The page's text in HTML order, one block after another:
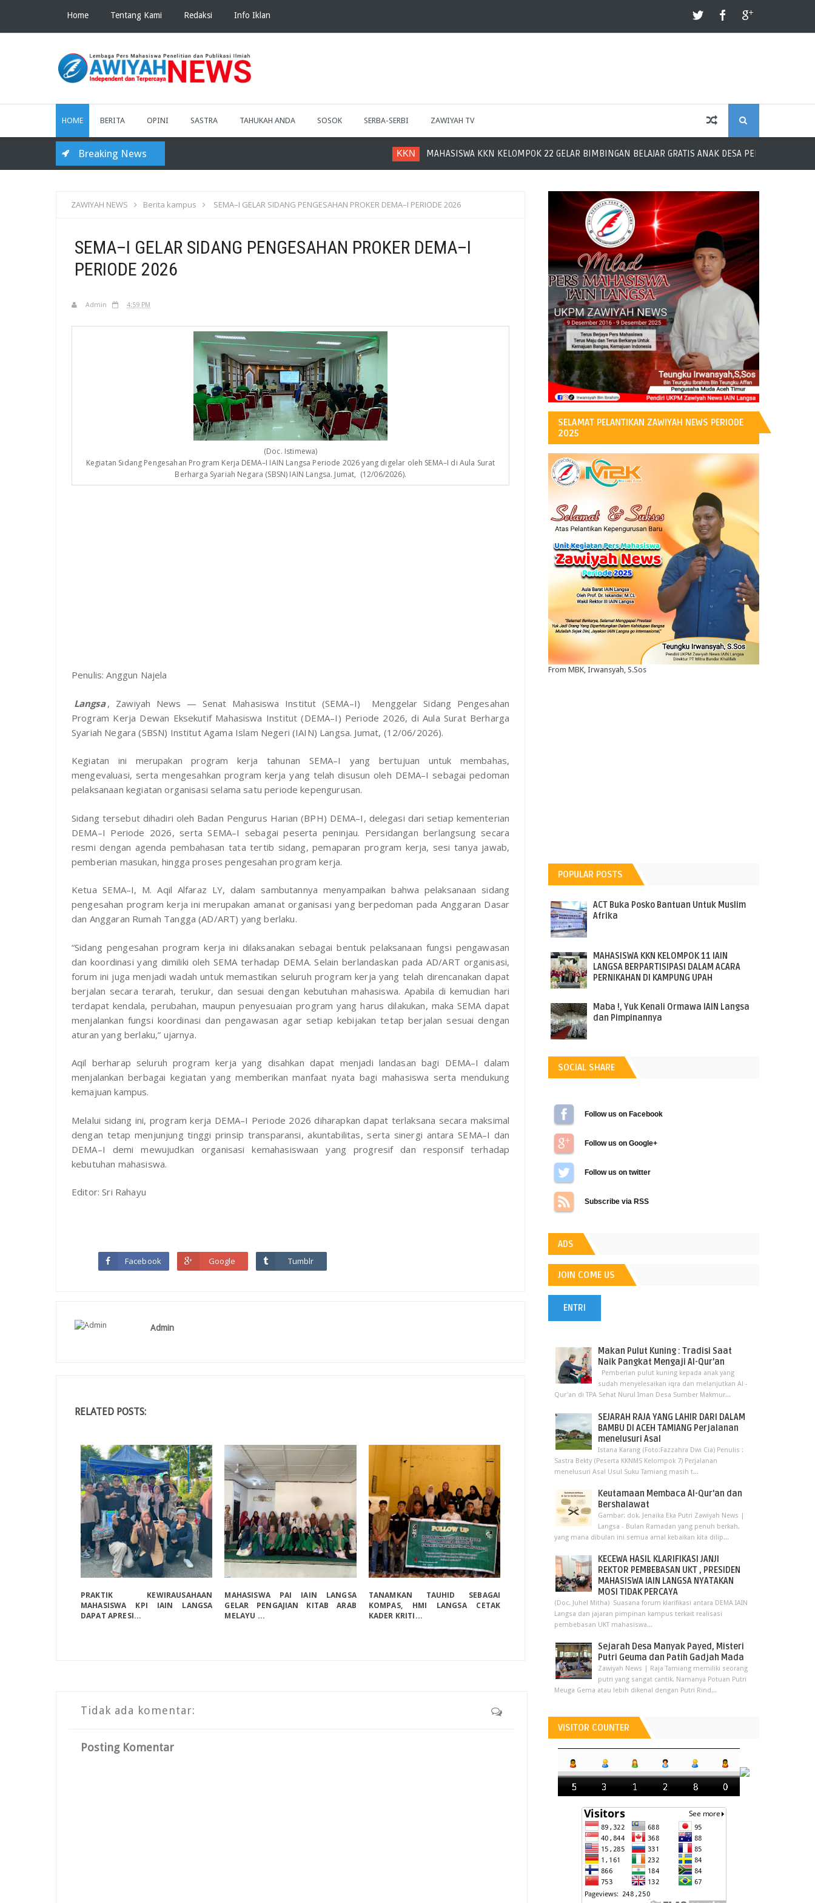
Home Tentang Kami Redaksi Info Iklan
HOME BERITA OPINI SASTRA TAHUKAH ANDA SOSOK SERBA-SERBI ZAWIYAH TV
E
R
C
H
Breaking News MAHASISWA KKN KELOMPOK 22 GELAR BIMBINGAN BELAJAR GRATIS ANAK DESA PERKEBUNAN UPAH
ZAWIYAH NEWS Berita kampus SEMA–I GELAR SIDANG PENGESAHAN PROKER DEMA–I PERIODE 2026 ‎ ‎
SEMA–I GELAR SIDANG PENGESAHAN PROKER DEMA–I
PERIODE 2026 ‎ ‎
Admin 4:59 PM
(Doc. Istimewa)
Kegiatan Sidang Pengesahan Program Kerja DEMA–I IAIN Langsa Periode 2026 yang digelar oleh SEMA–I di Aula Surat
Berharga Syariah Negara (SBSN) IAIN Langsa. Jumat, (12/06/2026).
Penulis: Anggun Najela
Langsa , Zawiyah News — Senat Mahasiswa Institut (SEMA–I) Menggelar Sidang Pengesahan
Program Kerja Dewan Eksekutif Mahasiswa Institut (DEMA–I) Periode 2026, di Aula Surat Berharga
Syariah Negara (SBSN) Institut Agama Islam Negeri (IAIN) Langsa. Jumat, (12/06/2026).
‎Kegiatan ini merupakan program kerja tahunan SEMA–I yang bertujuan untuk membahas,
mengevaluasi, serta mengesahkan program kerja yang telah disusun oleh DEMA–I sebagai pedoman
pelaksanaan kegiatan organisasi selama satu periode kepengurusan.
‎Sidang tersebut dihadiri oleh Badan Pengurus Harian (BPH) DEMA–I, delegasi dari setiap kementerian
DEMA–I Periode 2026, serta SEMA–I sebagai peserta peninjau. Persidangan berlangsung secara
resmi dengan agenda pembahasan tata tertib sidang, pemaparan program kerja, sesi tanya jawab,
pemberian masukan, hingga proses pengesahan program kerja.
‎Ketua SEMA–I, M. Aqil Alfaraz LY, dalam sambutannya menyampaikan bahwa pelaksanaan sidang
pengesahan program kerja ini merupakan amanat organisasi yang berpedoman pada Anggaran Dasar
dan Anggaran Rumah Tangga (AD/ART) yang berlaku.
‎“Sidang pengesahan program kerja ini dilaksanakan sebagai bentuk pelaksanaan fungsi pengawasan
dan koordinasi yang dimiliki oleh SEMA terhadap DEMA. Selain berlandaskan pada AD/ART organisasi,
forum ini juga menjadi wadah untuk memastikan seluruh program kerja yang telah direncanakan dapat
berjalan secara terarah, terukur, dan sesuai dengan kebutuhan mahasiswa. Apabila di kemudian hari
terdapat kendala, perubahan, maupun penyesuaian program yang harus dilakukan, maka SEMA dapat
menjalankan fungsi koordinasi dan pengawasan agar setiap kebijakan tetap berjalan sesuai dengan
aturan yang berlaku,” ujarnya.
‎‎Aqil berharap seluruh program kerja yang disahkan dapat menjadi landasan bagi DEMA–I dalam
menjalankan berbagai kegiatan yang memberikan manfaat nyata bagi mahasiswa serta mendukung
kemajuan kampus.
‎Melalui sidang ini, program kerja DEMA–I Periode 2026 diharapkan dapat terlaksana secara maksimal
dengan tetap menjunjung tinggi prinsip transparansi, akuntabilitas, serta sinergi antara SEMA–I dan
DEMA–I demi mewujudkan organisasi kemahasiswaan yang progresif dan responsif terhadap
kebutuhan mahasiswa.
‎‎Editor: Sri Rahayu
Facebook Google Tumblr
Admin
RELATED POSTS:
PRAKTIK KEWIRAUSAHAAN
MAHASISWA KPI IAIN LANGSA
DAPAT APRESI...
MAHASISWA PAI IAIN LANGSA
GELAR PENGAJIAN KITAB ARAB
MELAYU ...
TANAMKAN TAUHID SEBAGAI
KOMPAS, HMI LANGSA CETAK
KADER KRITI...
Tidak ada komentar:
Posting Komentar
SELAMAT PELANTIKAN ZAWIYAH NEWS PERIODE
2025
From MBK, Irwansyah, S.Sos
POPULAR POSTS
ACT Buka Posko Bantuan Untuk Muslim
Afrika
MAHASISWA KKN KELOMPOK 11 IAIN
LANGSA BERPARTISIPASI DALAM ACARA
PERNIKAHAN DI KAMPUNG UPAH
Maba !, Yuk Kenali Ormawa IAIN Langsa
dan Pimpinannya
SOCIAL SHARE
Follow us on Facebook
Follow us on Google+
Follow us on Twitter
Subscribe via RSS
ADS
JOIN COME US
ENTRI
Makan Pulut Kuning : Tradisi Saat
Naik Pangkat Mengaji Al-Qur’an
Pemberian pulut kuning kepada anak yang
sudah menyelesaikan iqra dan melanjutkan Al -
Qur'an di TPA Sehat Nurul Iman Desa Sumber Makmur...
SEJARAH RAJA YANG LAHIR DARI DALAM
BAMBU DI ACEH TAMIANG Perjalanan
menelusuri Asal
Istana Karang (Foto:Fazzahra Dwi Cia) Penulis :
Sastra Bekty (Peserta KKNMS Kelompok 7) Perjalanan
menelusuri Asal Usul Suku Tamiang masih t...
Keutamaan Membaca Al-Qur'an dan
Bershalawat
Gambar: dok. Jenaika Eka Putri Zawiyah News |
Langsa - Bulan Ramadan yang penuh berkah,
yang mana dibulan ini semua amal kebaikan kita dilip...
KECEWA HASIL KLARIFIKASI JANJI
REKTOR PEMBEBASAN UKT , PRESIDEN
MAHASISWA IAIN LANGSA NYATAKAN
MOSI TIDAK PERCAYA
(Doc. Juhel Mitha) Suasana forum klarifikasi antara DEMA IAIN
Langsa dan jajaran pimpinan kampus terkait realisasi
pembebasan UKT mahasiswa...
Sejarah Desa Manyak Payed, Misteri
Putri Geuma dan Patih Gadjah Mada
Zawiyah News | Raja Tamiang memiliki seorang
putri yang sangat cantik. Namanya Potuan Putri
Meuga Gema atau lebih dikenal dengan Putri Rind...
VISITOR COUNTER